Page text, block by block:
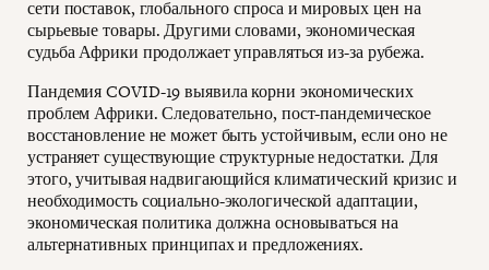
сети поставок, глобального спроса и мировых цен на
сырьевые товары. Другими словами, экономическая
судьба Африки продолжает управляться из-за рубежа.
Пандемия COVID-19 выявила корни экономических
проблем Африки. Следовательно, пост-пандемическое
восстановление не может быть устойчивым, если оно не
устраняет существующие структурные недостатки. Для
этого, учитывая надвигающийся климатический кризис и
необходимость социально-экологической адаптации,
экономическая политика должна основываться на
альтернативных принципах и предложениях.